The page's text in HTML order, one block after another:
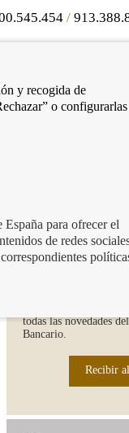
/
ONLINE
SUSCRIPCIÓN A
Recibe en tu email
todas las novedades
Bancario.
Recibir
y recogida de
o configurarlas
para ofrecer el
de redes